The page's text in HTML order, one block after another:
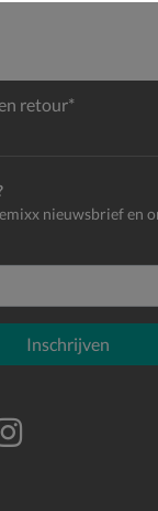
retour*
nieuwsbrief en
Inschrijven